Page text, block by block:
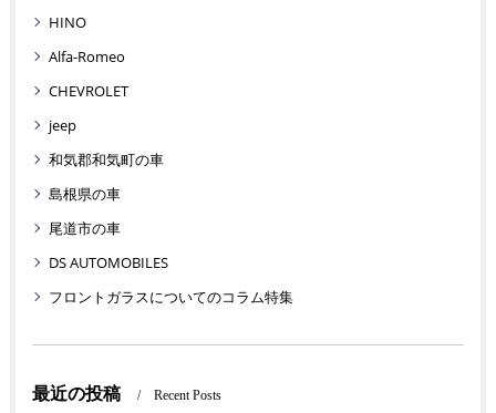
HINO
Alfa-Romeo
CHEVROLET
jeep
和気郡和気町の車
島根県の車
尾道市の車
DS AUTOMOBILES
フロントガラスについてのコラム特集
最近の投稿 Recent Posts